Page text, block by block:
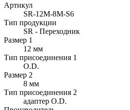
Артикул
SR-12M-8M-S6
Тип продукции
SR - Переходник
Размер 1
12 мм
Тип присоединения 1
O.D.
Размер 2
8 мм
Тип присоединения 2
адаптер O.D.